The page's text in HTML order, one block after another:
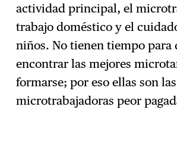
actividad principal, el
trabajo doméstico y el
niños. No tienen tiempo para
encontrar las mejores
formarse; por eso ellas son las
microtrabajadoras peor